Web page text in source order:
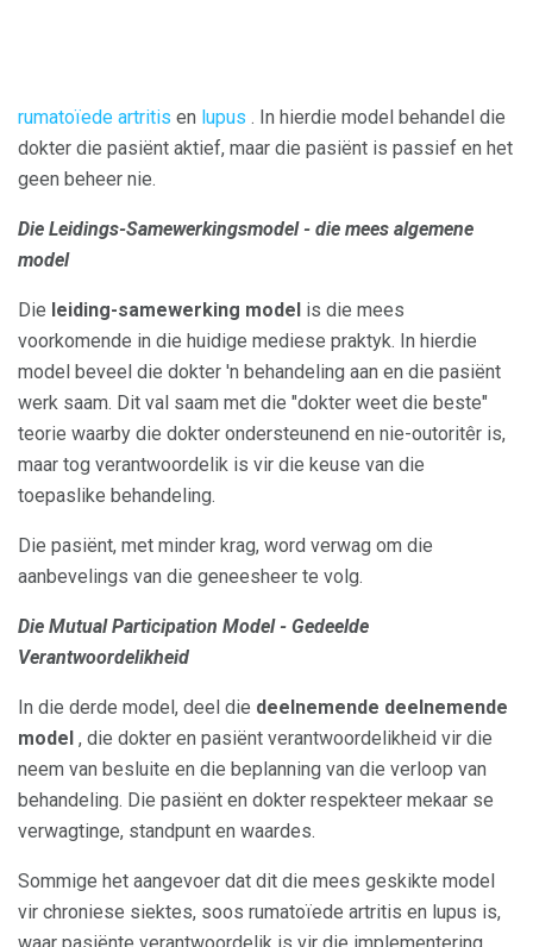
rumatoïede artritis en lupus . In hierdie model behandel die
dokter die pasiënt aktief, maar die pasiënt is passief en het
geen beheer nie.
Die Leidings-Samewerkingsmodel - die mees algemene
model
Die leiding-samewerking model is die mees
voorkomende in die huidige mediese praktyk. In hierdie
model beveel die dokter 'n behandeling aan en die pasiënt
werk saam. Dit val saam met die "dokter weet die beste"
teorie waarby die dokter ondersteunend en nie-outoritêr is,
maar tog verantwoordelik is vir die keuse van die
toepaslike behandeling.
Die pasiënt, met minder krag, word verwag om die
aanbevelings van die geneesheer te volg.
Die Mutual Participation Model - Gedeelde
Verantwoordelikheid
In die derde model, deel die deelnemende deelnemende
model , die dokter en pasiënt verantwoordelikheid vir die
neem van besluite en die beplanning van die verloop van
behandeling. Die pasiënt en dokter respekteer mekaar se
verwagtinge, standpunt en waardes.
Sommige het aangevoer dat dit die mees geskikte model
vir chroniese siektes, soos rumatoïede artritis en lupus is,